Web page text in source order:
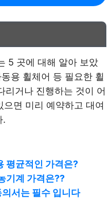
5 곳에 대해 알아 보았
용 휠체어 등 필요한 휠
리거나 진행하는 것이 어
면 미리 예약하고 대여
.
평균적인 가격은?
기계 가격은??
서는 필수 입니다